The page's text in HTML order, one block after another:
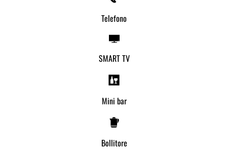
Telefono
SMART TV
Mini bar
Bollitore